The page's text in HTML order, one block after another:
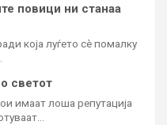
повици ни станаа
која луѓето сè помалку
светот
имаат лоша репутација